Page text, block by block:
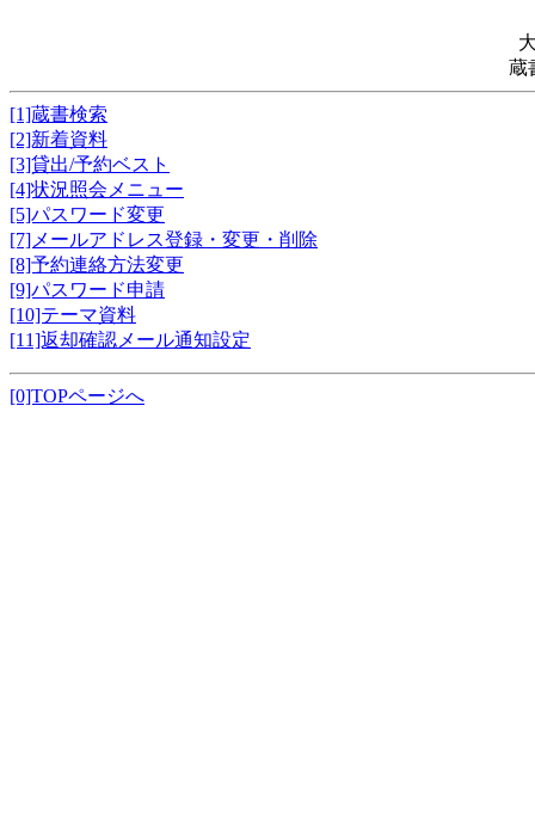
蔵
[1]蔵書検索
[2]新着資料
[3]貸出/予約ベスト
[4]状況照会メニュー
[5]パスワード変更
[7]メールアドレス登録・変更・削除
[8]予約連絡方法変更
[9]パスワード申請
[10]テーマ資料
[11]返却確認メール通知設定
[0]TOPページへ